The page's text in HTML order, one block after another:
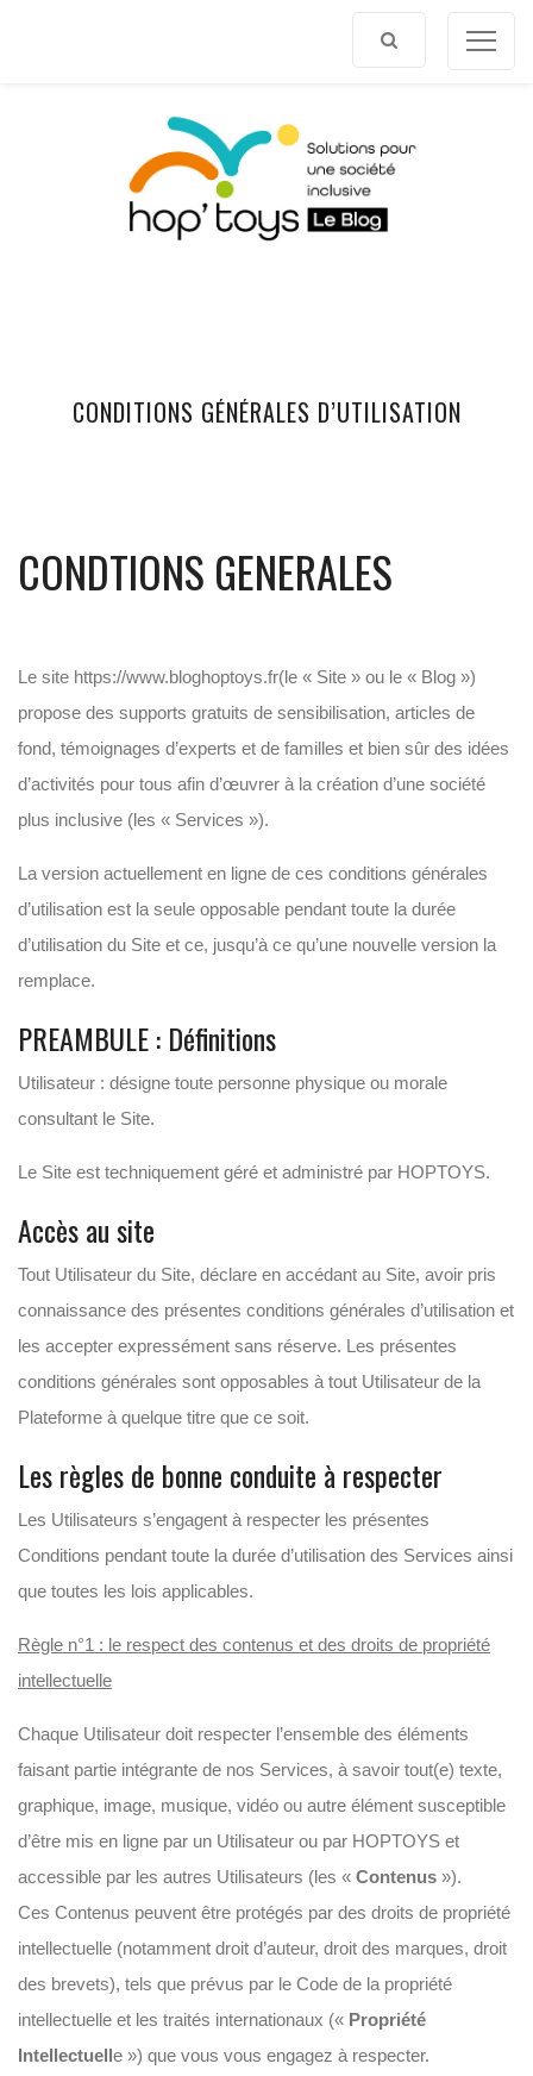
CONDITIONS GÉNÉRALES D’UTILISATION
CONDTIONS GENERALES
Le site https://www.bloghoptoys.fr(le « Site » ou le « Blog »)
propose des supports gratuits de sensibilisation, articles de
fond, témoignages d’experts et de familles et bien sûr des idées
d’activités pour tous afin d’œuvrer à la création d’une société
plus inclusive (les « Services »).
La version actuellement en ligne de ces conditions générales
d’utilisation est la seule opposable pendant toute la durée
d’utilisation du Site et ce, jusqu’à ce qu’une nouvelle version la
remplace.
PREAMBULE : Définitions
Utilisateur : désigne toute personne physique ou morale
consultant le Site.
Le Site est techniquement géré et administré par HOPTOYS.
Accès au site
Tout Utilisateur du Site, déclare en accédant au Site, avoir pris
connaissance des présentes conditions générales d’utilisation et
les accepter expressément sans réserve. Les présentes
conditions générales sont opposables à tout Utilisateur de la
Plateforme à quelque titre que ce soit.
Les règles de bonne conduite à respecter
Les Utilisateurs s’engagent à respecter les présentes
Conditions pendant toute la durée d’utilisation des Services ainsi
que toutes les lois applicables.
Règle n°1 : le respect des contenus et des droits de propriété
intellectuelle
Chaque Utilisateur doit respecter l’ensemble des éléments
faisant partie intégrante de nos Services, à savoir tout(e) texte,
graphique, image, musique, vidéo ou autre élément susceptible
d’être mis en ligne par un Utilisateur ou par HOPTOYS et
accessible par les autres Utilisateurs (les « Contenus »).
Ces Contenus peuvent être protégés par des droits de propriété
intellectuelle (notamment droit d’auteur, droit des marques, droit
des brevets), tels que prévus par le Code de la propriété
intellectuelle et les traités internationaux (« Propriété
Intellectuelle ») que vous vous engagez à respecter.